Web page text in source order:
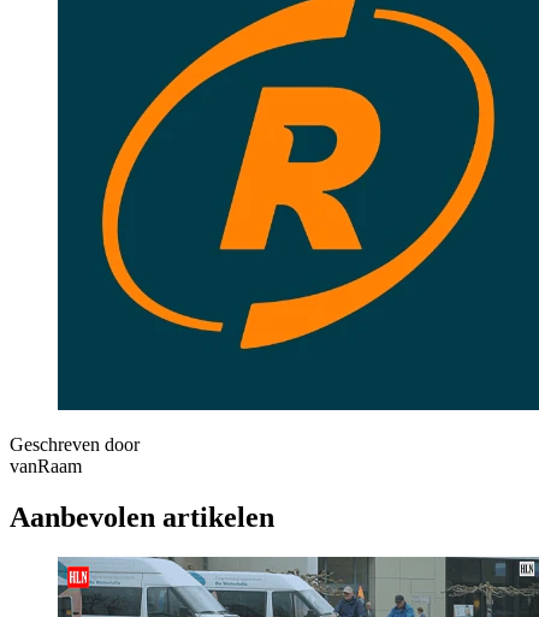
Geschreven door
vanRaam
Aanbevolen artikelen